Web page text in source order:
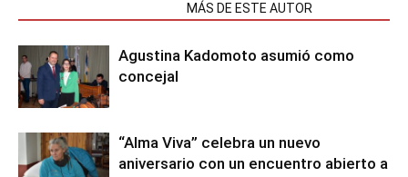
MÁS DE ESTE AUTOR
Agustina Kadomoto asumió como
concejal
“Alma Viva” celebra un nuevo
aniversario con un encuentro abierto a